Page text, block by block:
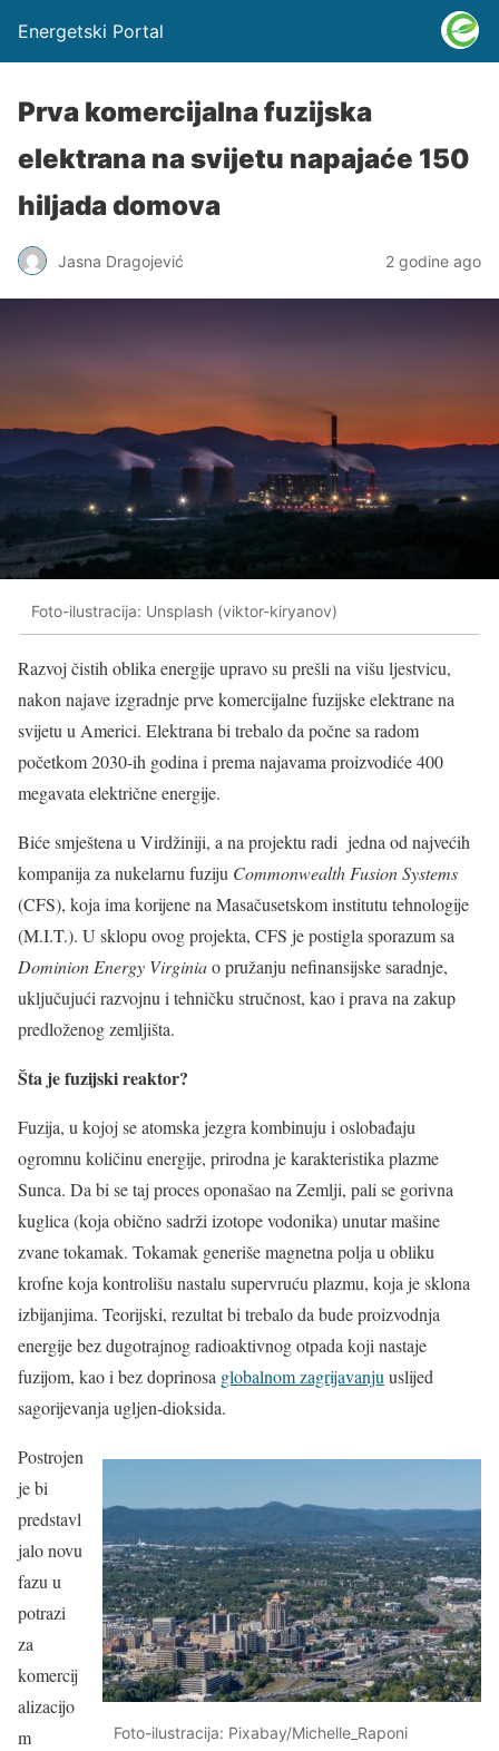
Energetski Portal
Prva komercijalna fuzijska
elektrana na svijetu napajaće 150
hiljada domova
Jasna Dragojević 2 godine ago
Foto-ilustracija: Unsplash (viktor-kiryanov)
Razvoj čistih oblika energije upravo su prešli na višu ljestvicu,
nakon najave izgradnje prve komercijalne fuzijske elektrane na
svijetu u Americi. Elektrana bi trebalo da počne sa radom
početkom 2030-ih godina i prema najavama proizvodiće 400
megavata električne energije.
Biće smještena u Virdžiniji, a na projektu radi jedna od najvećih
kompanija za nukelarnu fuziju Commonwealth Fusion Systems
(CFS), koja ima korijene na Masačusetskom institutu tehnologije
(M.I.T.). U sklopu ovog projekta, CFS je postigla sporazum sa
Dominion Energy Virginiao pružanju nefinansijske saradnje,
uključujući razvojnu i tehničku stručnost, kao i prava na zakup
predloženog zemljišta.
Šta je fuzijski reaktor?
Fuzija, u kojoj se atomska jezgra kombinuju i oslobađaju
ogromnu količinu energije, prirodna je karakteristika plazme
Sunca. Da bi se taj proces oponašao na Zemlji, pali se gorivna
kuglica (koja obično sadrži izotope vodonika) unutar mašine
zvane tokamak. Tokamak generiše magnetna polja u obliku
krofne koja kontrolišu nastalu supervruću plazmu, koja je sklona
izbijanjima. Teorijski, rezultat bi trebalo da bude proizvodnja
energije bez dugotrajnog radioaktivnog otpada koji nastaje
fuzijom, kao i bez doprinosa globalnom zagrijavanju uslijed
sagorijevanja ugljen-dioksida.
Foto-ilustracija: Pixabay/Michelle_Raponi
Postrojen
je bi
predstavl
jalo novu
fazu u
potrazi
za
komercij
alizacijo
m